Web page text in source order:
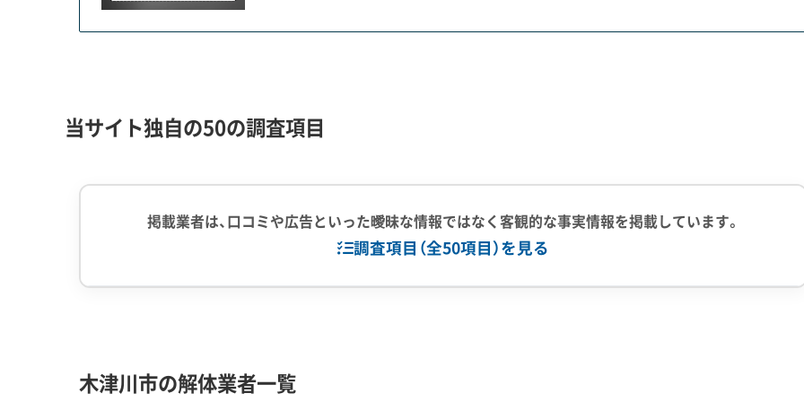
武天皇が都を移したこの場所の遺跡が、市内に広範囲で眠っています。
このエリアで基礎の撤去など地面を掘る工事をするには、文化財保護法に基づき、着工の60日前までに市への届出
められます。場合によっては記録保存のための「本発掘調査」に移行し、工事が数ヶ月以上ストップすることも
り、計画に大きな影響が出ます。
このため、解体工事では「基礎を撤去すると遺跡を壊してしまう」というジレンマが生まれます。行政の指導で基礎
を地中に残した場合、将来土地を売る際に「地中埋設物あり」と見なされ、資産価値が下がるリスクも考えられ
解体工事・空き家対策の補助金
当サイト独自の50の調査項目
掲載業者は、口コミや広告といった曖昧な情報ではなく客観的な事実情報を掲載しています。
調査項目（全50項目）を見る
木津川市の解体業者一覧